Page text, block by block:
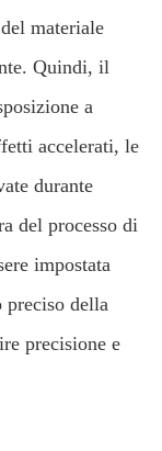
materiale
Quindi, il
a
accelerati, le
durante
del processo di
impostata
preciso della
precisione e